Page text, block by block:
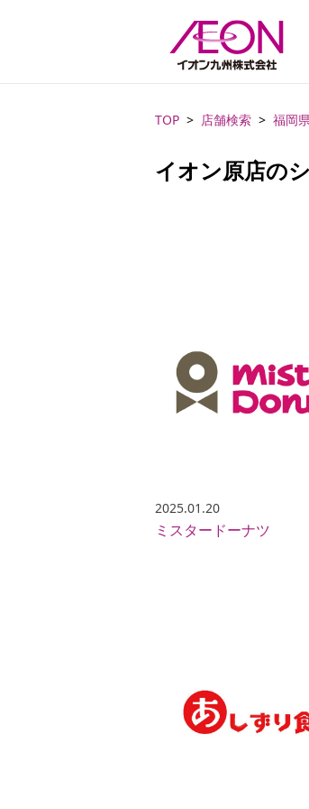
TOP 店舗検索 福岡
イオン原店の
2025.01.20
ミスタードーナツ